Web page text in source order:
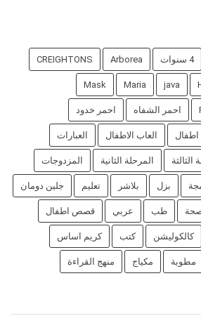
4 سنوات Arborea
CREIGHTONS
java
Maria
Mask
احمر الشفاه احمر خدود
اطفال العاب الاطفال العبارات
الثالثة المرحلة الثانية المزدوجات
بزل بلاشر تعليم جلين دومان
طب عربي قصص اطفال
كالكوليشن كتب كريم اساس
مطوية مكياج منهج القراءة